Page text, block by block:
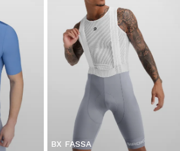
BX FASSA